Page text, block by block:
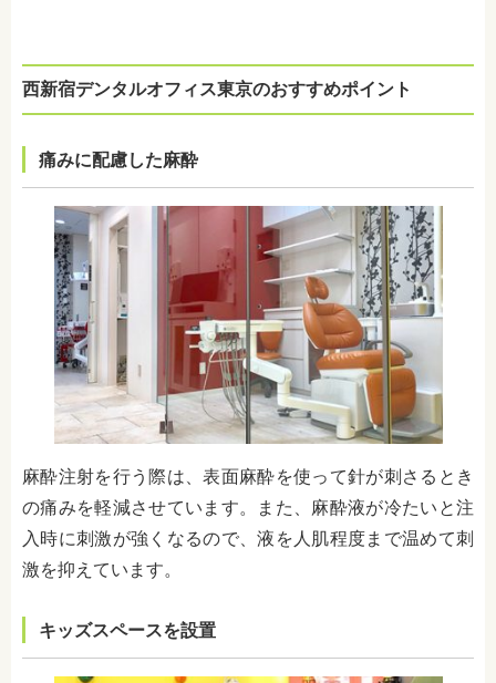
西新宿デンタルオフィス東京のおすすめポイント
痛みに配慮した麻酔
麻酔注射を行う際は、表面麻酔を使って針が刺さるとき
の痛みを軽減させています。また、麻酔液が冷たいと注
入時に刺激が強くなるので、液を人肌程度まで温めて刺
激を抑えています。
キッズスペースを設置